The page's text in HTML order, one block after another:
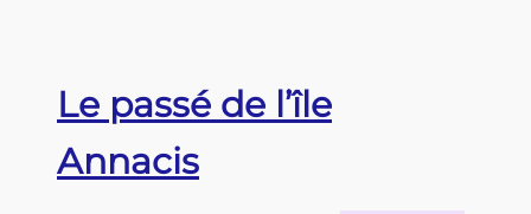
Le passé de l’île
Annacis